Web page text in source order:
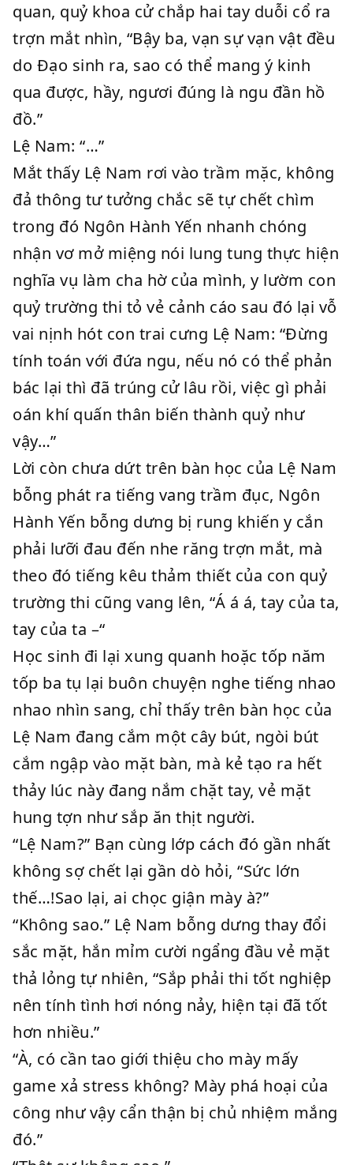
quan, quỷ khoa cử chắp hai tay duỗi cổ ra
trợn mắt nhìn, “Bậy ba, vạn sự vạn vật đều
do Đạo sinh ra, sao có thể mang ý kinh
qua được, hầy, ngươi đúng là ngu đần hồ
đồ.”
Lệ Nam: “…”
Mắt thấy Lệ Nam rơi vào trầm mặc, không
đả thông tư tưởng chắc sẽ tự chết chìm
trong đó Ngôn Hành Yến nhanh chóng
nhận vơ mở miệng nói lung tung thực hiện
nghĩa vụ làm cha hờ của mình, y lườm con
quỷ trường thi tỏ vẻ cảnh cáo sau đó lại vỗ
vai nịnh hót con trai cưng Lệ Nam: “Đừng
tính toán với đứa ngu, nếu nó có thể phản
bác lại thì đã trúng cử lâu rồi, việc gì phải
oán khí quấn thân biến thành quỷ như
vậy…”
Lời còn chưa dứt trên bàn học của Lệ Nam
bỗng phát ra tiếng vang trầm đục, Ngôn
Hành Yến bỗng dưng bị rung khiến y cắn
phải lưỡi đau đến nhe răng trợn mắt, mà
theo đó tiếng kêu thảm thiết của con quỷ
trường thi cũng vang lên, “Á á á, tay của ta,
tay của ta –“
Học sinh đi lại xung quanh hoặc tốp năm
tốp ba tụ lại buôn chuyện nghe tiếng nhao
nhao nhìn sang, chỉ thấy trên bàn học của
Lệ Nam đang cắm một cây bút, ngòi bút
cắm ngập vào mặt bàn, mà kẻ tạo ra hết
thảy lúc này đang nắm chặt tay, vẻ mặt
hung tợn như sắp ăn thịt người.
“Lệ Nam?” Bạn cùng lớp cách đó gần nhất
không sợ chết lại gần dò hỏi, “Sức lớn
thế…!Sao lại, ai chọc giận mày à?”
“Không sao.” Lệ Nam bỗng dưng thay đổi
sắc mặt, hắn mỉm cười ngẩng đầu vẻ mặt
thả lỏng tự nhiên, “Sắp phải thi tốt nghiệp
nên tính tình hơi nóng nảy, hiện tại đã tốt
hơn nhiều.”
“À, có cần tao giới thiệu cho mày mấy
game xả stress không? Mày phá hoại của
công như vậy cẩn thận bị chủ nhiệm mắng
đó.”